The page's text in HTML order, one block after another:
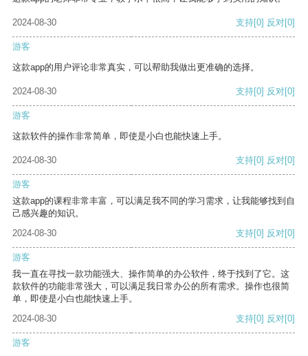
2024-08-30 支持[0] 反对[0]
游客
这款app的用户评论非常真实，可以帮助我做出更准确的选择。
2024-08-30 支持[0] 反对[0]
游客
这款软件的操作非常简单，即使是小白也能快速上手。
2024-08-30 支持[0] 反对[0]
游客
这款app的课程非常丰富，可以满足我不同的学习需求，让我能够找到自
己感兴趣的知识。
2024-08-30
支持[0] 反对[0]
游客
我一直在寻找一款功能强大、操作简单的办公软件，终于找到了它。这
款软件的功能非常强大，可以满足我日常办公的所有需求。操作也很简
单，即使是小白也能快速上手。
2024-08-30
支持[0] 反对[0]
游客